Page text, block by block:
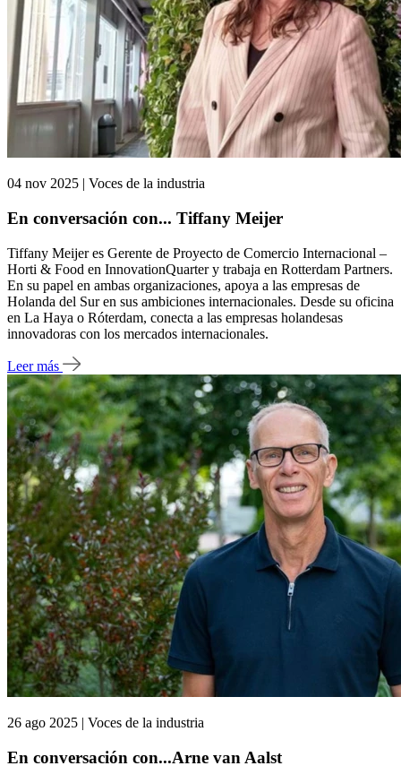
04 nov 2025 | Voces de la industria
En conversación con... Tiffany Meijer
Tiffany Meijer es Gerente de Proyecto de Comercio Internacional –
Horti & Food en InnovationQuarter y trabaja en Rotterdam Partners.
En su papel en ambas organizaciones, apoya a las empresas de
Holanda del Sur en sus ambiciones internacionales. Desde su oficina
en La Haya o Róterdam, conecta a las empresas holandesas
innovadoras con los mercados internacionales.
Leer más
26 ago 2025 | Voces de la industria
En conversación con...Arne van Aalst